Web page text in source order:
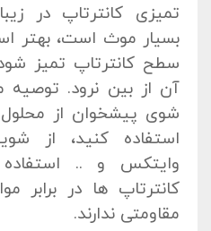
تمیزی کانترتاپ در
بسیار موث است، بهتر
سطح کانترتاپ تمیز
آن از بین نرود.
شوی پیشخوان از
استفاده کنید، از
وایتکس و .. استفاده
کانترتاپ ها در برابر
مقاومتی ندارند.